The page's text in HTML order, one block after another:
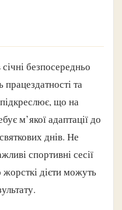
безпосередньо
працездатності та
що на
м’якої адаптації до
днів. Не
спортивні сесії
дієти можуть